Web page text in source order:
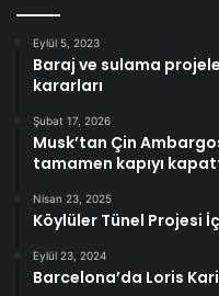
Eylül 5, 2023
Baraj ve sulama
kararları
Şubat 17, 2026
Musk’tan Çin
tamamen kapıyı
Nisan 23, 2025
Köylüler Tünel Projesi
Eylül 23, 2024
Barcelona’da Loris